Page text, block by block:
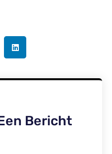
Bericht